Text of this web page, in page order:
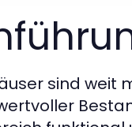
sind weit